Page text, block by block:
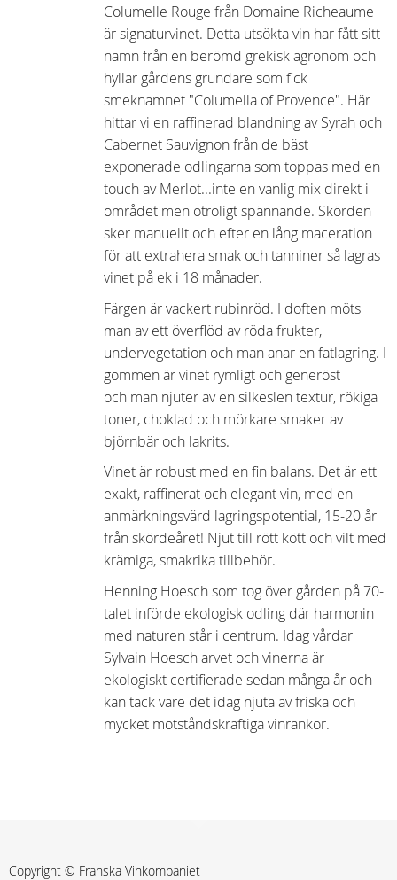
Columelle Rouge från Domaine Richeaume
är signaturvinet. Detta utsökta vin har fått sitt
namn från en berömd grekisk agronom och
hyllar gårdens grundare som fick
smeknamnet "Columella of Provence". Här
hittar vi en raffinerad blandning av Syrah och
Cabernet Sauvignon från de bäst
exponerade odlingarna som toppas med en
touch av Merlot...inte en vanlig mix direkt i
området men otroligt spännande. Skörden
sker manuellt och efter en lång maceration
för att extrahera smak och tanniner så lagras
vinet på ek i 18 månader.
Färgen är vackert rubinröd. I doften möts
man av ett överflöd av röda frukter,
undervegetation och man anar en fatlagring. I
gommen är vinet rymligt och generöst
och man njuter av en silkeslen textur, rökiga
toner, choklad och mörkare smaker av
björnbär och lakrits.
Vinet är robust med en fin balans. Det är ett
exakt, raffinerat och elegant vin, med en
anmärkningsvärd lagringspotential, 15-20 år
från skördeåret! Njut till rött kött och vilt med
krämiga, smakrika tillbehör.
Henning Hoesch som tog över gården på 70-
talet införde ekologisk odling där harmonin
med naturen står i centrum. Idag vårdar
Sylvain Hoesch arvet och vinerna är
ekologiskt certifierade sedan många år och
kan tack vare det idag njuta av friska och
mycket motståndskraftiga vinrankor.
Copyright © Franska Vinkompaniet